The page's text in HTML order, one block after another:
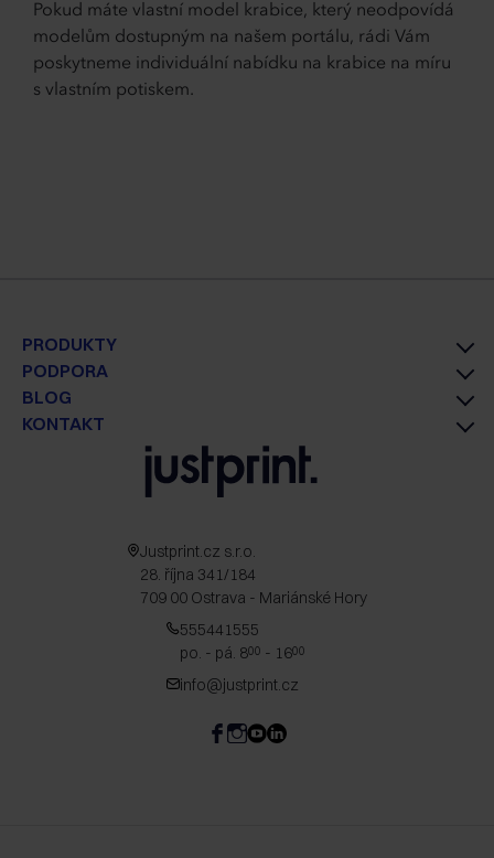
Pokud máte vlastní model krabice, který neodpovídá
modelům dostupným na našem portálu, rádi Vám
poskytneme individuální nabídku na krabice na míru
s vlastním potiskem.
PRODUKTY
PODPORA
BLOG
KONTAKT
Justprint.cz s.r.o.
28. října 341/184
709 00 Ostrava - Mariánské Hory
555441555
po. - pá. 800 - 1600
info@justprint.cz